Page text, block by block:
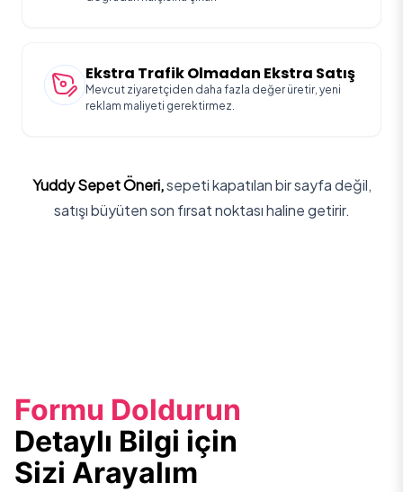
Ekstra Trafik Olmadan Ekstra Satış
Mevcut ziyaretçiden daha fazla değer üretir, yeni
reklam maliyeti gerektirmez.
Yuddy Sepet Öneri,sepeti kapatılan bir sayfa değil,
satışı büyüten son fırsat noktası haline getirir.
Formu Doldurun
Detaylı Bilgi için
Sizi Arayalım